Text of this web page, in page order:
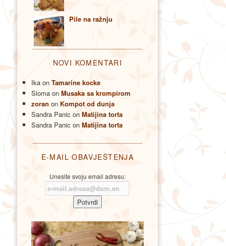
Pile na ražnju
NOVI KOMENTARI
Ikaon Tamarine kocke
Siomaon Musaka sa krompirom
zoran on Kompot od dunja
Sandra Panic on Matijina torta
Sandra Panic on Matijina torta
E-MAIL OBAVJEŠTENJA
Unesite svoju email adresu: